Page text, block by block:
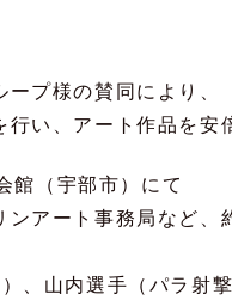
プ様の賛同により、
い、アート作品を安
（宇部市）にて
アート事務局など
、山内選手（パラ射